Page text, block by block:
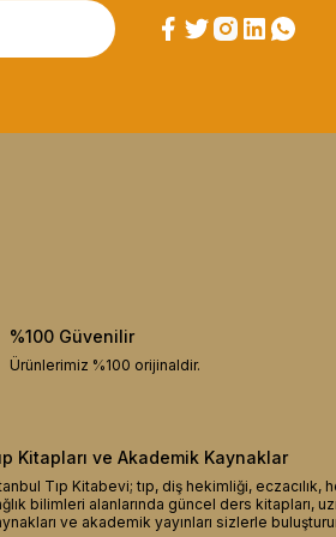
%100 Güvenilir
Ürünlerimiz %100 orijinaldir.
Kitapları ve Akademik Kaynaklar
Tıp Kitabevi; tıp, diş hekimliği, eczacılık,
bilimleri alanlarında güncel ders kitapları,
ve akademik yayınları sizlerle